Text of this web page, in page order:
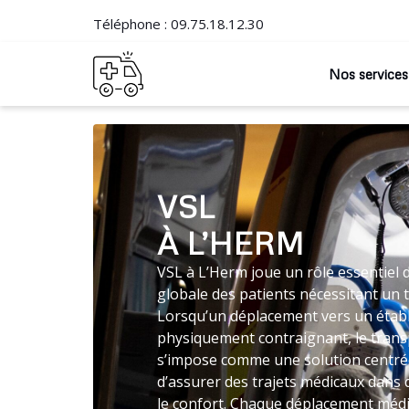
Téléphone : 09.75.18.12.30
Nos services
VSL
À L’HERM
VSL à L’Herm joue un rôle essentiel
globale des patients nécessitant un
Lorsqu’un déplacement vers un
physiquement contraignant, le
s’impose comme une solution
d’assurer des trajets médicaux
le confort. Chaque déplacement